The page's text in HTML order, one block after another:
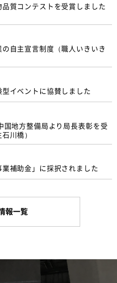
質コンテストを受賞しました
自主宣言制度（職人いきいき
イベントに協賛しました
国地方整備局より局長表彰を受
川橋）
業補助金」に採択されました
報一覧